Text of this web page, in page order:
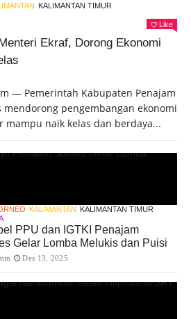
KALIMANTAN TIMUR
Like
Ekraf, Dorong Ekonomi
— Pemerintah Kabupaten Penajam
mendorong pengembangan ekonomi
mampu naik kelas dan berdaya...
KALIMANTAN KALIMANTAN TIMUR
PPU dan IGTKI Penajam
Gelar Lomba Melukis dan Puisi
Des 13, 2025